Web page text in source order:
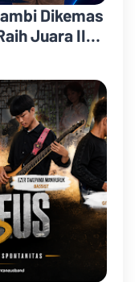
Dikemas
Juara II